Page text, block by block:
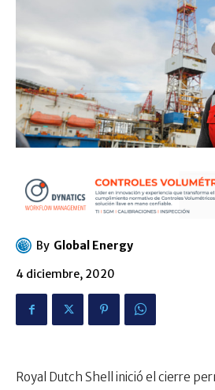
By Global Energy
4 diciembre, 2020
Royal Dutch Shell inició el cierre